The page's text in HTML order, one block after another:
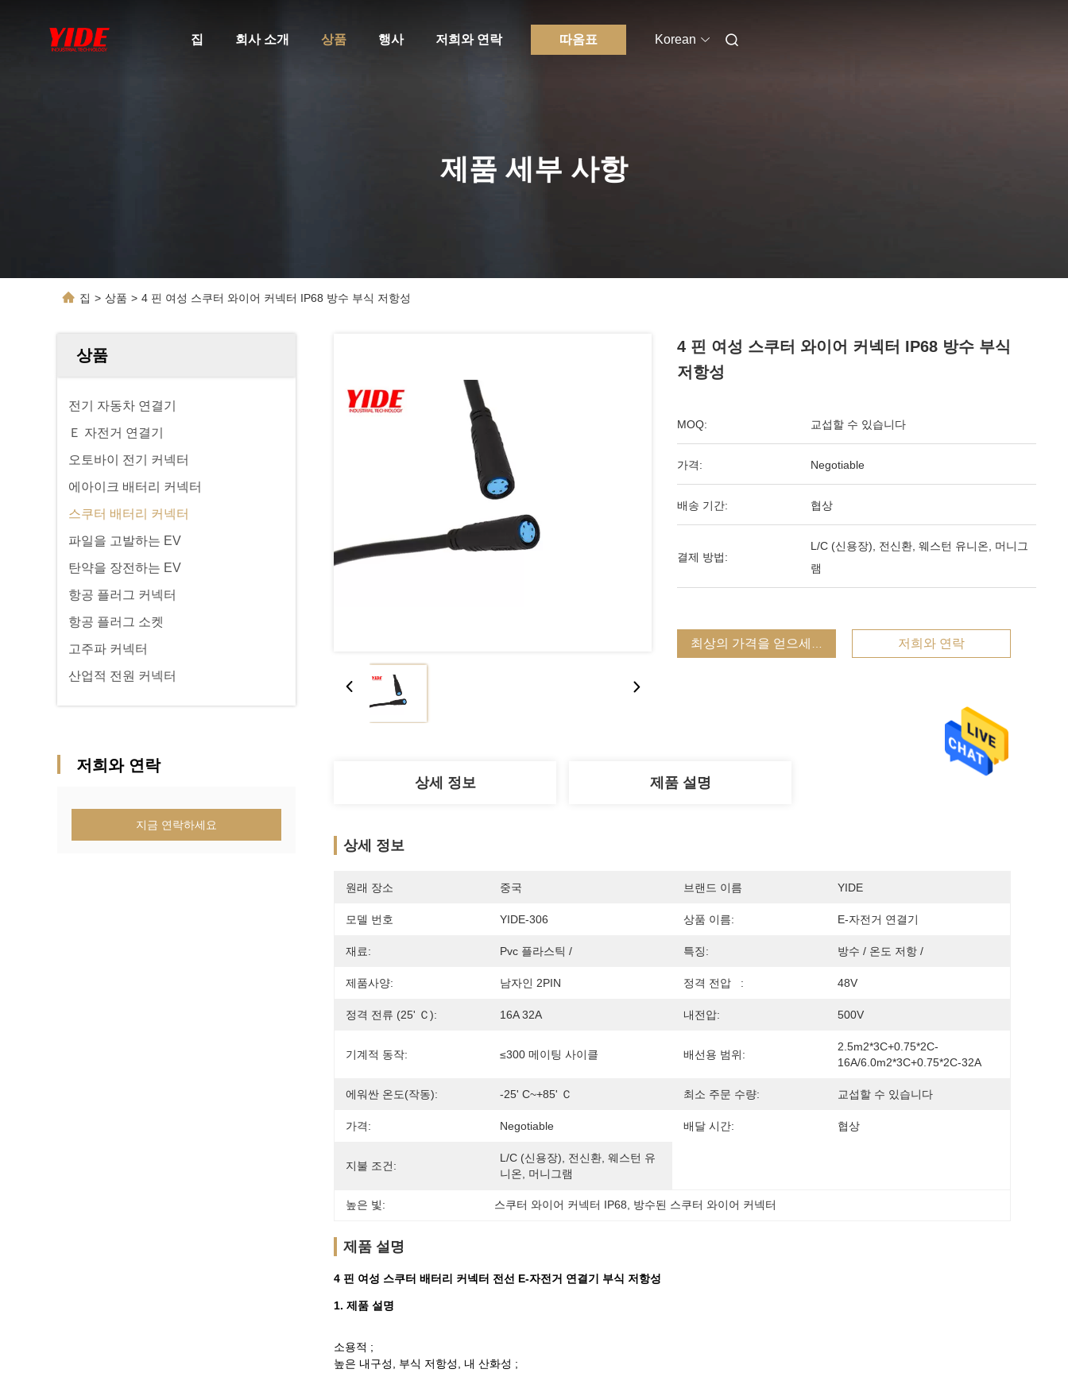
집 회사 소개 상품 행사 저희와 연락 따옴표 Korean
제품 세부 사항
집 > 상품 > 4 핀 여성 스쿠터 와이어 커넥터 IP68 방수 부식 저항성
상품
전기 자동차 연결기
Ｅ 자전거 연결기
오토바이 전기 커넥터
에아이크 배터리 커넥터
스쿠터 배터리 커넥터
파일을 고발하는 EV
탄약을 장전하는 EV
항공 플러그 커넥터
항공 플러그 소켓
고주파 커넥터
산업적 전원 커넥터
저희와 연락
지금 연락하세요
4 핀 여성 스쿠터 와이어 커넥터 IP68 방수 부식
저항성
MOQ: 교섭할 수 있습니다
가격: Negotiable
배송 기간: 협상
결제 방법:
L/C (신용장), 전신환, 웨스턴 유니온, 머니그
램
최상의 가격을 얻으세요 저희와 연락
상세 정보 제품 설명
상세 정보
원래 장소 중국 브랜드 이름 YIDE
모델 번호 YIDE-306 상품 이름: E-자전거 연결기
재료: Pvc 플라스틱 / 특징: 방수 / 온도 저항 /
제품사양: 남자인 2PIN 정격 전압 : 48V
정격 전류 (25' Ｃ): 16A 32A 내전압: 500V
기계적 동작: ≤300 메이팅 사이클 배선용 범위:
2.5m2*3C+0.75*2C-
16A/6.0m2*3C+0.75*2C-32A
에워싼 온도(작동): -25' C~+85' Ｃ 최소 주문 수량: 교섭할 수 있습니다
가격: Negotiable 배달 시간: 협상
지불 조건:
L/C (신용장), 전신환, 웨스턴 유
니온, 머니그램
높은 빛: 스쿠터 와이어 커넥터 IP68 방수된 스쿠터 와이어 커넥터
제품 설명
4 핀 여성 스쿠터 배터리 커넥터 전선 E-자전거 연결기 부식 저항성
1. 제품 설명
소용적 ;
높은 내구성, 부식 저항성, 내 산화성 ;